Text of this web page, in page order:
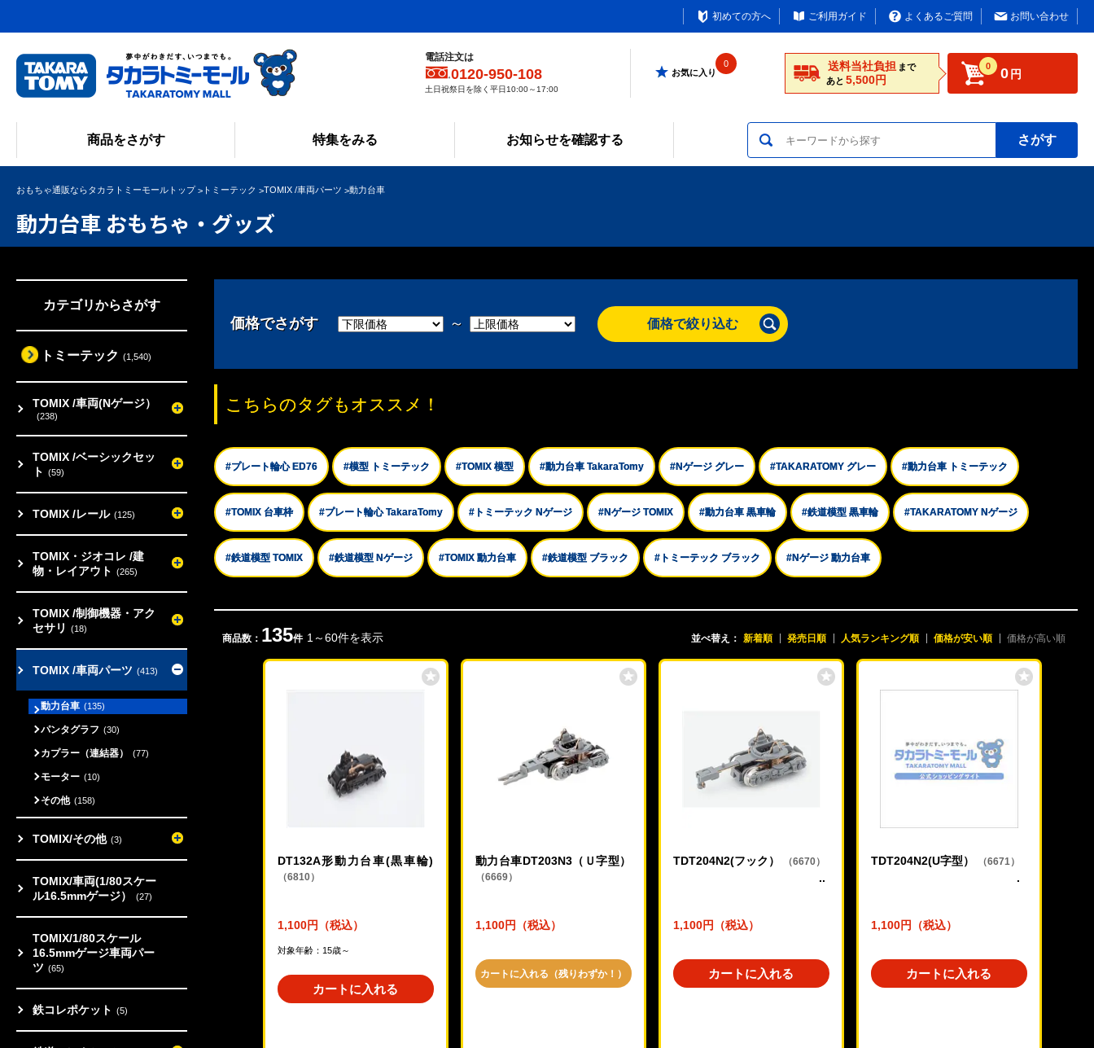
初めての方へ ご利用ガイド よくあるご質問 お問い合わせ
電話注文は
0120-950-108
土日祝祭日を除く平日10:00～17:00
お気に入り
0 送料当社負担 まで
あと 5,500円
0 0 円
商品をさがす 特集をみる お知らせを確認する さがす
おもちゃ通販ならタカラトミーモールトップ トミーテック TOMIX /車両パーツ 動力台車
動力台車 おもちゃ・グッズ
カテゴリからさがす
トミーテック (1,540)
TOMIX /車両(Nゲージ）
(238)
TOMIX /ベーシックセッ
ト (59)
TOMIX /レール (125)
TOMIX・ジオコレ /建
物・レイアウト (265)
TOMIX /制御機器・アク
セサリ
(18)
TOMIX /車両パーツ (413)
動力台車 (135)
パンタグラフ (30)
カプラー（連結器） (77)
モーター (10)
その他 (158)
TOMIX/その他 (3)
TOMIX/車両(1/80スケー
ル16.5mmゲージ）
(27)
TOMIX/1/80スケール
16.5mmゲージ車両パー
ツ (65)
鉄コレポケット (5)
価格でさがす ～ 価格で絞り込む
こちらのタグもオススメ！
#プレート輪心 ED76 #模型 トミーテック #TOMIX 模型 #動力台車 TakaraTomy #Nゲージ グレー #TAKARATOMY グレー #動力台車 トミーテック
#TOMIX 台車枠 #プレート輪心 TakaraTomy #トミーテック Nゲージ #Nゲージ TOMIX #動力台車 黒車輪 #鉄道模型 黒車輪 #TAKARATOMY Nゲージ
#鉄道模型 TOMIX #鉄道模型 Nゲージ #TOMIX 動力台車 #鉄道模型 ブラック #トミーテック ブラック #Nゲージ 動力台車
商品数： 135件 1～60件を表示 並べ替え： 新着順 発売日順 人気ランキング順 価格が安い順 価格が高い順
DT132A形動力台車(黒車輪)
（6810）
1,100円（税込）
対象年齢：15歳～
カートに入れる
動力台車DT203N3（Ｕ字型）
（6669）
1,100円（税込）
カートに入れる（残りわずか！）
TDT204N2(フック） （6670）
1,100円（税込）
カートに入れる
TDT204N2(U字型） （6671）
1,100円（税込）
カートに入れる